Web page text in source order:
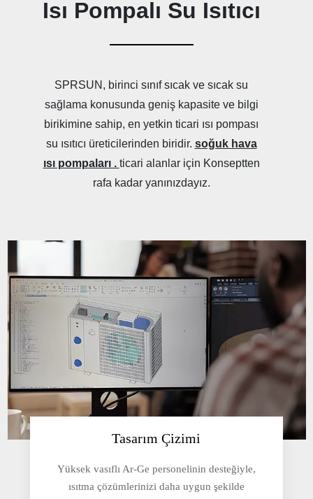
Isı Pompalı Su Isıtıcı
——————
SPRSUN, birinci sınıf sıcak ve sıcak su
sağlama konusunda geniş kapasite ve bilgi
birikimine sahip, en yetkin ticari ısı pompası
su ısıtıcı üreticilerinden biridir. soğuk hava
ısı pompaları . ticari alanlar için Konseptten
rafa kadar yanınızdayız.
Tasarım Çizimi
Yüksek vasıflı Ar-Ge personelinin desteğiyle,
ısıtma çözümlerinizi daha uygun şekilde